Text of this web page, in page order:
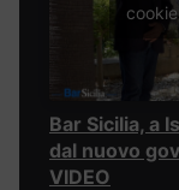
Bar Sicilia, a
dal nuovo
VIDEO